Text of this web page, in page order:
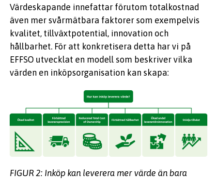
Värdeskapande innefattar förutom totalkostnad
även mer svårmätbara faktorer som exempelvis
kvalitet, tillväxtpotential, innovation och
hållbarhet. För att konkretisera detta har vi på
EFFSO utvecklat en modell som beskriver vilka
värden en inköpsorganisation kan skapa:
FIGUR 2: Inköp kan leverera mer värde än bara